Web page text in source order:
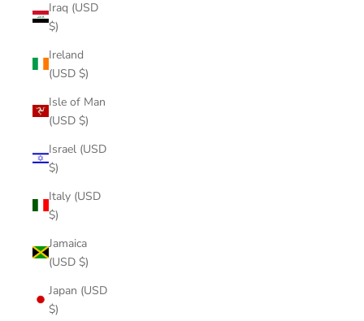
Iraq (USD
$)
Ireland
(USD $)
Isle of Man
(USD $)
Israel (USD
$)
Italy (USD
$)
Jamaica
(USD $)
Japan (USD
$)